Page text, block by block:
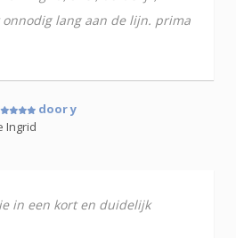
lang aan de lijn. prima
door y
Ingrid
in een kort en duidelijk